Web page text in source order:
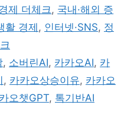
제 더체크, 국내·해외 증
활 경제, 인터넷·SNS, 정
, 소버린AI, 카카오AI, 카
, 카카오상승이유, 카카오
오챗GPT, 톡기반AI